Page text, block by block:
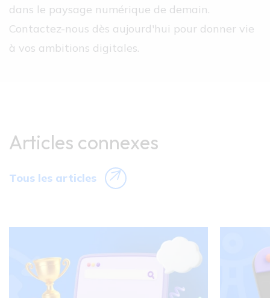
dans le paysage numérique de demain.
Contactez-nous dès aujourd'hui pour donner vie
à vos ambitions digitales.
Articles connexes
Tous les articles